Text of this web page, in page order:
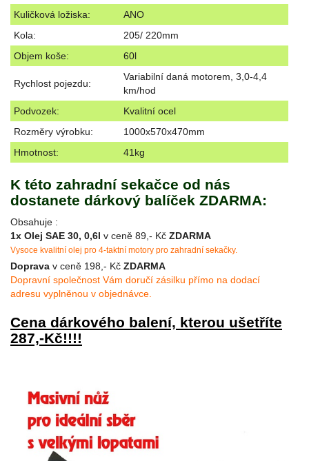
Kuličková ložiska:
ANO
Kola:
205/ 220mm
Objem koše:
60l
Rychlost pojezdu:
Variabilní daná motorem, 3,0-4,4
km/hod
Podvozek:
Kvalitní ocel
Rozměry výrobku:
1000x570x470mm
Hmotnost:
41kg
K této zahradní sekačce od nás
dostanete dárkový balíček ZDARMA:
Obsahuje :
1x Olej SAE 30, 0,6l v ceně 89,- Kč ZDARMA
Vysoce kvalitní olej pro 4-taktní motory pro zahradní sekačky.
Doprava v ceně 198,- Kč ZDARMA
Dopravní společnost Vám doručí zásilku přímo na dodací
adresu vyplněnou v objednávce.
Cena dárkového balení, kterou ušetříte
287,-Kč!!!!